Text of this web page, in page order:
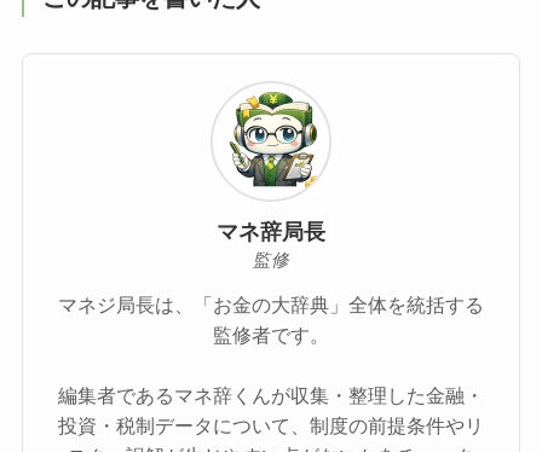
マネ辞局長
監修
マネジ局長は、「お金の大辞典」全体を統括する
監修者です。
編集者であるマネ辞くんが収集・整理した金融・
投資・税制データについて、制度の前提条件やリ